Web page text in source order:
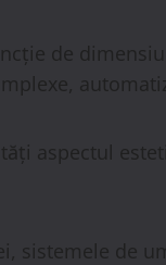
de
aspectul
sistemele de